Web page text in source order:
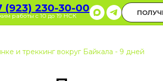
+7 (923) 230-30-00
Режим работы с 10 до 19 НСК
и треккинг вокруг Байкала - 9 дней
(923) 230-30-00
работы с 10 до 19 НСК